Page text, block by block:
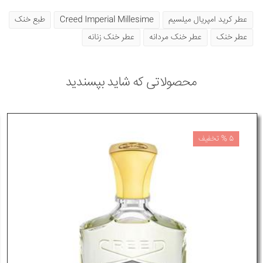
عطر کرید امپریال میلسیم Creed Imperial Millesime
طبع خنک
عطر خنک
عطر خنک مردانه عطر خنک زنانه
محصولاتی که شاید بپسندید
5 % تخفیف